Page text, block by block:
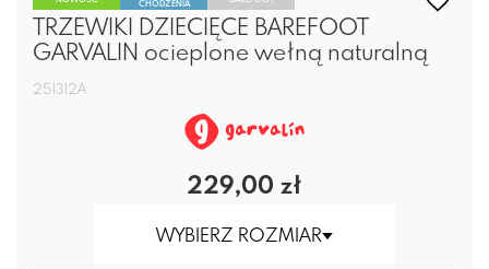
CHODZENIA
TRZEWIKI DZIECIĘCE BAREFOOT
GARVALIN ocieplone wełną naturalną
251312A
229,00 zł
WYBIERZ ROZMIAR